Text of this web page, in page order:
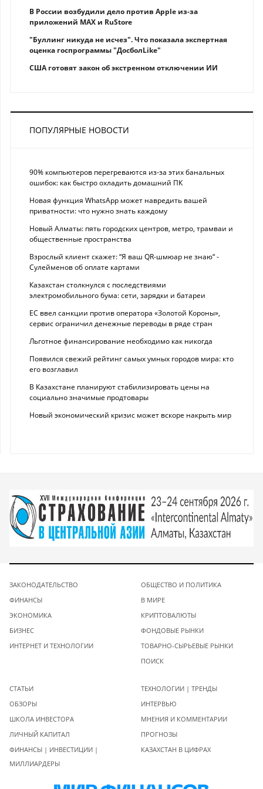
В России возбудили дело против Apple из-за
приложений MAX и RuStore
"Буллинг никуда не исчез". Что показала экспертная
оценка госпрограммы "ДосболLike"
США готовят закон об экстренном отключении ИИ
ПОПУЛЯРНЫЕ НОВОСТИ
90% компьютеров перегреваются из-за этих банальных
ошибок: как быстро охладить домашний ПК
Новая функция WhatsApp может навредить вашей
приватности: что нужно знать каждому
Новый Алматы: пять городских центров, метро, трамваи и
общественные пространства
Взрослый клиент скажет: “Я ваш QR-шмюар не знаю“ -
Сулейменов об оплате картами
Казахстан столкнулся с последствиями
электромобильного бума: сети, зарядки и батареи
ЕС ввел санкции против оператора «Золотой Короны»,
сервис ограничил денежные переводы в ряде стран
Льготное финансирование необходимо как никогда
Появился свежий рейтинг самых умных городов мира: кто
его возглавил
В Казахстане планируют стабилизировать цены на
социально значимые продтовары
Новый экономический кризис может вскоре накрыть мир
ЗАКОНОДАТЕЛЬСТВО
ФИНАНСЫ
ЭКОНОМИКА
БИЗНЕС
ИНТЕРНЕТ И ТЕХНОЛОГИИ
ОБЩЕСТВО И ПОЛИТИКА
В МИРЕ
КРИПТОВАЛЮТЫ
ФОНДОВЫЕ РЫНКИ
ТОВАРНО-СЫРЬЕВЫЕ РЫНКИ
ПОИСК
СТАТЬИ
ОБЗОРЫ
ШКОЛА ИНВЕСТОРА
ЛИЧНЫЙ КАПИТАЛ
ФИНАНСЫ | ИНВЕСТИЦИИ |
МИЛЛИАРДЕРЫ
ТЕХНОЛОГИИ | ТРЕНДЫ
ИНТЕРВЬЮ
МНЕНИЯ И КОММЕНТАРИИ
ПРОГНОЗЫ
КАЗАХСТАН В ЦИФРАХ